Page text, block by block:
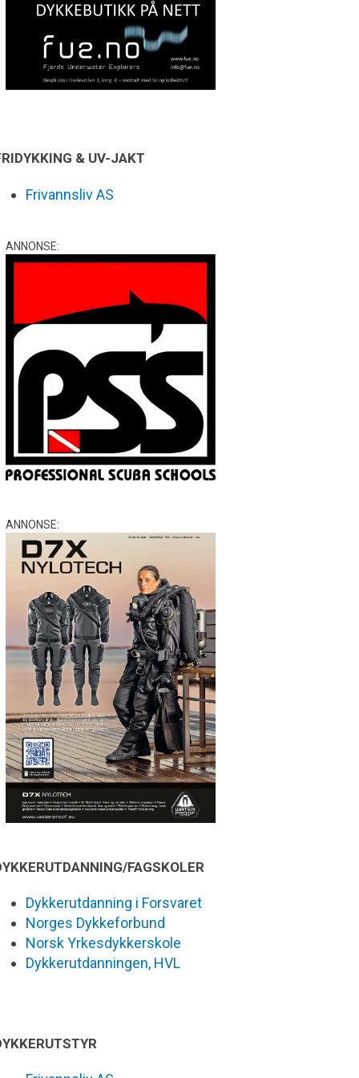
& UV-JAKT
Frivannsliv AS
ANNONSE:
ANNONSE:
FAGSKOLER
Dykkerutdanning i Forsvaret
Norges Dykkeforbund
Norsk Yrkesdykkerskole
Dykkerutdanningen, HVL